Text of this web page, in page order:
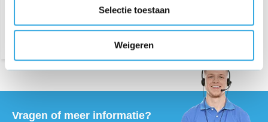
Selectie toestaan
Weigeren
Bezorging op maandag of
Vragen of meer informatie?